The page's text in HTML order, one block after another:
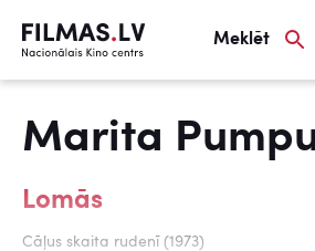
Meklēt
Marita
Lomās
Cāļus skaita rudenī (1973)